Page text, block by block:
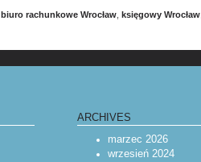
,biuro rachunkowe Wrocław ,księgowy Wrocław
ARCHIVES
marzec 2026
wrzesień 2024